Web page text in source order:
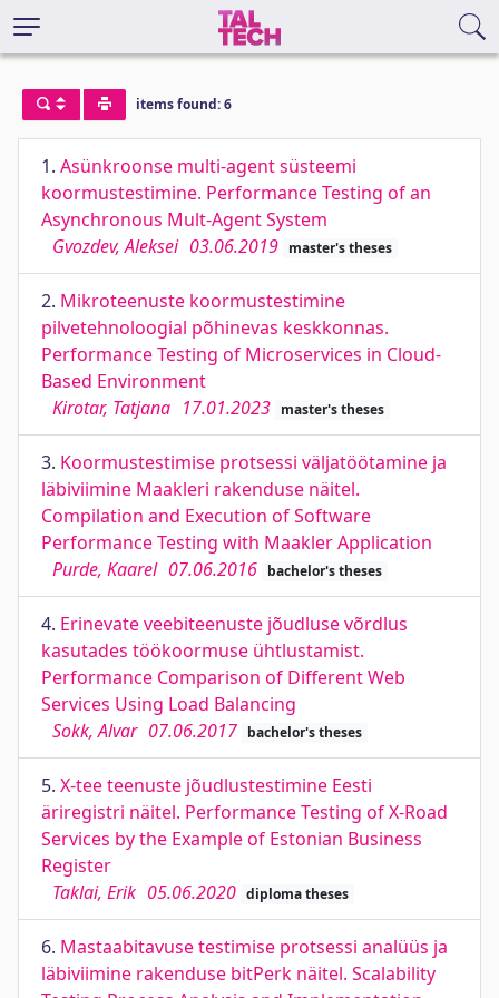
items found: 6
1. Asünkroonse multi-agent süsteemi
koormustestimine. Performance Testing of an
Asynchronous Mult-Agent System
Gvozdev, Aleksei 03.06.2019 master's theses
2. Mikroteenuste koormustestimine
pilvetehnoloogial põhinevas keskkonnas.
Performance Testing of Microservices in Cloud-
Based Environment
Kirotar, Tatjana 17.01.2023 master's theses
3. Koormustestimise protsessi väljatöötamine ja
läbiviimine Maakleri rakenduse näitel.
Compilation and Execution of Software
Performance Testing with Maakler Application
Purde, Kaarel 07.06.2016 bachelor's theses
4. Erinevate veebiteenuste jõudluse võrdlus
kasutades töökoormuse ühtlustamist.
Performance Comparison of Different Web
Services Using Load Balancing
Sokk, Alvar 07.06.2017 bachelor's theses
5. X-tee teenuste jõudlustestimine Eesti
äriregistri näitel. Performance Testing of X-Road
Services by the Example of Estonian Business
Register
Taklai, Erik 05.06.2020 diploma theses
6. Mastaabitavuse testimise protsessi analüüs ja
läbiviimine rakenduse bitPerk näitel. Scalability